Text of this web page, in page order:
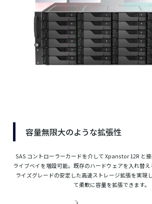
容量無限大のような拡張性
SAS コントローラーカードを介して Xpanstor 12R と
ライブベイを増設可能。既存のハードウェアを入れ替
ライズグレードの安定した高速ストレージ拡張を実現
て柔軟に容量を拡張できます。